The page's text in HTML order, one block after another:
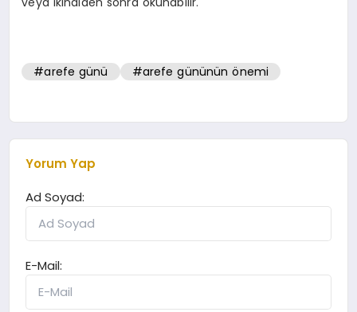
#arefe günü #arefe gününün önemi
Yorum Yap
Ad Soyad:
E-Mail: